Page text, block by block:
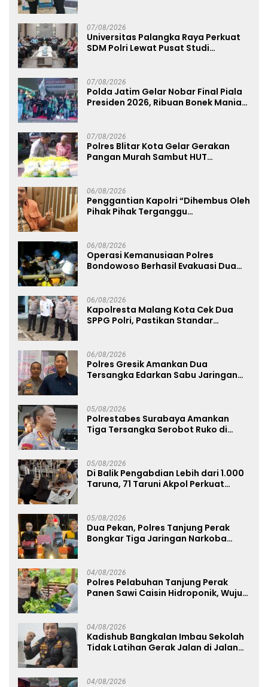
07/08/2026
Universitas Palangka Raya Perkuat
SDM Polri Lewat Pusat Studi
07/08/2026
Polda Jatim Gelar Nobar Final Piala
Presiden 2026, Ribuan Bonek Mania
07/08/2026
Polres Blitar Kota Gelar Gerakan
Pangan Murah Sambut HUT
06/08/2026
Penggantian Kapolri “Dihembus Oleh
Pihak Pihak Terganggu
06/08/2026
Operasi Kemanusiaan Polres
Bondowoso Berhasil Evakuasi Dua
06/08/2026
Kapolresta Malang Kota Cek Dua
SPPG Polri, Pastikan Standar
06/08/2026
Polres Gresik Amankan Dua
Tersangka Edarkan Sabu Jaringan
05/08/2026
Polrestabes Surabaya Amankan
Tiga Tersangka Serobot Ruko di
05/08/2026
Di Balik Pengabdian Lebih dari 1.000
Taruna, 71 Taruni Akpol Perkuat
05/08/2026
Dua Pekan, Polres Tanjung Perak
Bongkar Tiga Jaringan Narkoba
04/08/2026
Polres Pelabuhan Tanjung Perak
Panen Sawi Caisin Hidroponik, Wujud
04/08/2026
Kadishub Bangkalan Imbau Sekolah
Tidak Latihan Gerak Jalan di Jalan
04/08/2026